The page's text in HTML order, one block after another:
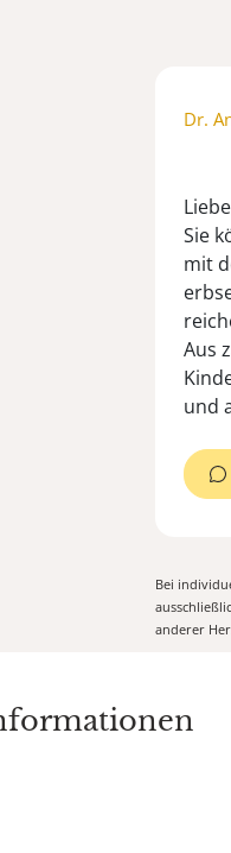
Dr.
Sie
mit
Aus
und
Bei
anderer